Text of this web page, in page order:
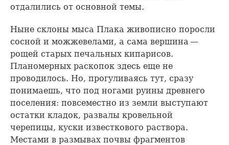
отдалились от основной темы.
Ныне склоны мыса Плака живописно поросли
сосной и можжевелами, а сама вершина —
рощей старых печальных кипарисов.
Планомерных раскопок здесь еще не
проводилось. Но, прогуливаясь тут, сразу
понимаешь, что под ногами руины древнего
поселения: повсеместно из земли выступают
остатки кладок, развалы кровельной
черепицы, куски известкового раствора.
Местами в размывах почвы фрагментов